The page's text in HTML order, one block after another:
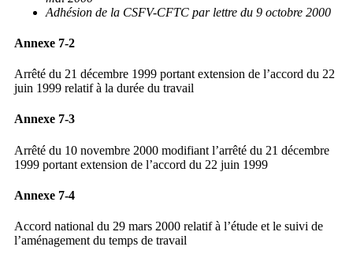
Adhésion de la CSFV-CFTC par lettre du 9 octobre 2000
Annexe 7-2
Arrêté du 21 décembre 1999 portant extension de l’accord du 22
juin 1999 relatif à la durée du travail
Annexe 7-3
Arrêté du 10 novembre 2000 modifiant l’arrêté du 21 décembre
1999 portant extension de l’accord du 22 juin 1999
Annexe 7-4
Accord national du 29 mars 2000 relatif à l’étude et le suivi de
l’aménagement du temps de travail